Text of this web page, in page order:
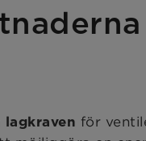
lagkraven för